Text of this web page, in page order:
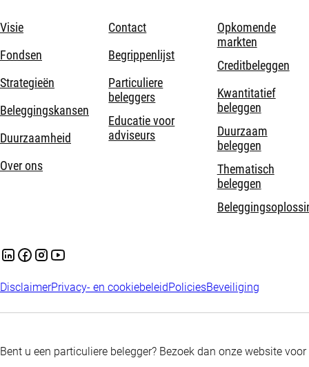
Visie
Fondsen
Strategieën
Beleggingskansen
Duurzaamheid
Over ons
Contact
Begrippenlijst
Particuliere
beleggers
Educatie voor
adviseurs
Opkomende
markten
Creditbeleggen
Kwantitatief
beleggen
Duurzaam
beleggen
Thematisch
beleggen
DisclaimerPrivacy- en cookiebeleidPoliciesBeveiliging
Bent u een particuliere belegger? Bezoek dan onze website voor